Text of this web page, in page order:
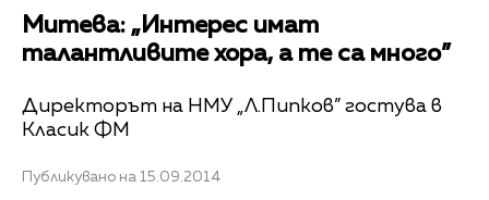
Митева: „Интерес имат
талантливите хора, а те са много”
Директорът на НМУ „Л.Пипков” гостува в
Класик ФМ
Публикувано на 15.09.2014